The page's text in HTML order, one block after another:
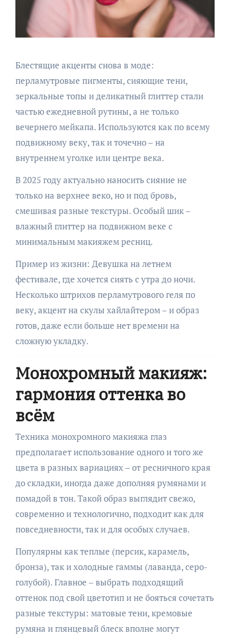
Блестящие акценты снова в моде:
перламутровые пигменты, сияющие тени,
зеркальные топы и деликатный глиттер стали
частью ежедневной рутины, а не только
вечернего мейкапа. Используются как по всему
подвижному веку, так и точечно – на
внутреннем уголке или центре века.
В 2025 году актуально наносить сияние не
только на верхнее веко, но и под бровь,
смешивая разные текстуры. Особый шик –
влажный глиттер на подвижном веке с
минимальным макияжем ресниц.
Пример из жизни: Девушка на летнем
фестивале, где хочется сиять с утра до ночи.
Несколько штрихов перламутрового геля по
веку, акцент на скулы хайлайтером – и образ
готов, даже если больше нет времени на
сложную укладку.
Монохромный макияж:
гармония оттенка во
всём
Техника монохромного макияжа глаз
предполагает использование одного и того же
цвета в разных вариациях – от ресничного края
до складки, иногда даже дополняя румянами и
помадой в тон. Такой образ выглядит свежо,
современно и технологично, подходит как для
повседневности, так и для особых случаев.
Популярны как теплые (персик, карамель,
бронза), так и холодные гаммы (лаванда, серо-
голубой). Главное – выбрать подходящий
оттенок под свой цветотип и не бояться сочетать
разные текстуры: матовые тени, кремовые
румяна и глянцевый блеск вполне могут